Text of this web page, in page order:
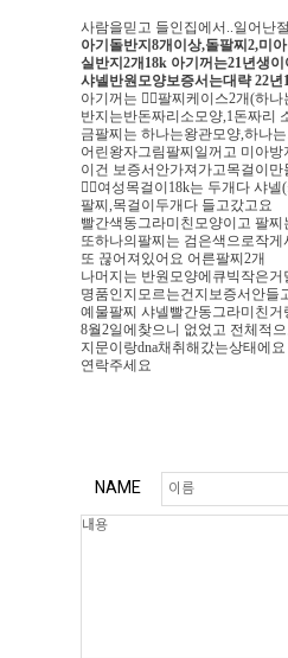
사람을믿고 들인집에서..일어난
아기돌반지8개이상,돌팔찌2,미
실반지2개18k 아기꺼는21년생
샤넬반원모양보증서는대략 22년
아기꺼는 👉🏻팔찌케이스2개(하
반지는반돈짜리소모양,1돈짜리
금팔찌는 하나는왕관모양,하나
어린왕자그림팔찌일꺼고 미아
이건 보증서안가져가고목걸이만
👉🏻여성목걸이18k는 두개다 샤
팔찌,목걸이두개다 들고갔고요
빨간색동그라미친모양이고 팔
또하나의팔찌는 검은색으로작
또 끊어져있어요 어른팔찌2개
나머지는 반원모양에큐빅작은
명품인지모르는건지보증서안들
예물팔찌 샤넬빨간동그라미친
8월2일에찾으니 없었고 전체적
지문이랑dna채취해갔는상태에
연락주세요
NAME